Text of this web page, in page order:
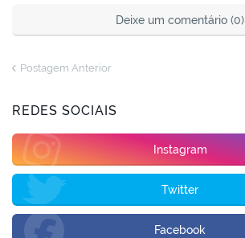
Deixe um comentário (0)
Postagem Anterior
REDES SOCIAIS
Instagram
Twitter
Facebook